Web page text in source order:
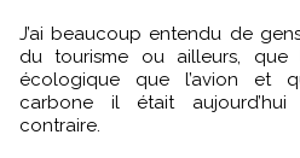
J’ai beaucoup entendu de
du tourisme ou ailleurs, que
écologique que l’avion et
carbone il était aujourd’hui
contraire.